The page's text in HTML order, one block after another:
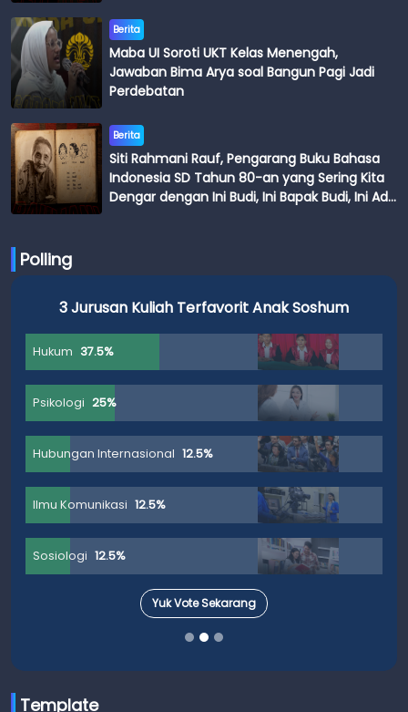
Berita
Maba UI Soroti UKT Kelas Menengah,
Jawaban Bima Arya soal Bangun Pagi Jadi
Perdebatan
Berita
Siti Rahmani Rauf, Pengarang Buku Bahasa
Indonesia SD Tahun 80-an yang Sering Kita
Dengar dengan Ini Budi, Ini Bapak Budi, Ini Adik
Polling
3 Jurusan Kuliah Terfavorit Anak Soshum
Hukum 37.5%
Psikologi 25%
Hubungan Internasional 12.5%
Ilmu Komunikasi 12.5%
Sosiologi 12.5%
Yuk Vote Sekarang
Template